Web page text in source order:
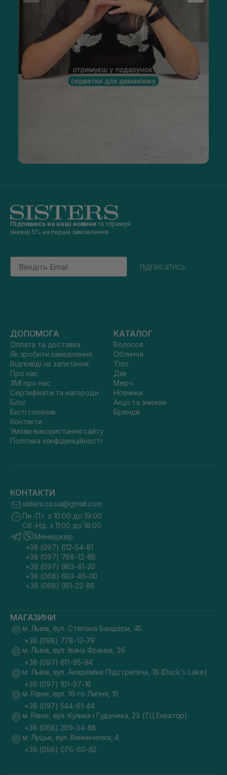
Підпишись на наші новини та отримуй
знижку 5% на перше замовлення
Email
підписатись
ДОПОМОГА
Оплата та доставка
Як зробити замовлення
Відповіді на запитання
Про нас
ЗМІ про нас
Сертифікати та нагороди
Блог
Бюті словник
Контакти
Умови використання сайту
Політика конфіденційності
КАТАЛОГ
Волосся
Обличчя
Тіло
Дім
Мерч
Новинки
Акції та знижки
Бренди
КОНТАКТИ
sisters.co.ua@gmail.com
Пн.-Пт. з 10:00 до 19:00
Сб.-Нд. з 11:00 до 18:00
Менеджер
+38 (097) 612-54-81
+38 (097) 788-12-88
+38 (097) 983-41-20
+38 (068) 693-46-00
+38 (068) 951-22-86
МАГАЗИНИ
м. Львів, вул. Степана Бандери, 45
+38 (098) 778-13-79
м. Львів, вул. Івана Франка, 36
+38 (097) 611-95-94
м. Львів, вул. Академіка Підстригача, 1В (Duck's Lake)
+38 (097) 101-97-16
м. Рівне, вул. 16-го Липня, 15
+38 (097) 544-61-44
м. Рівне, вул. Кулика і Гудачека, 23 (ТЦ Екватор)
+38 (068) 209-34-88
м. Луцьк, вул. Винниченка, 4
+38 (098) 076-60-62